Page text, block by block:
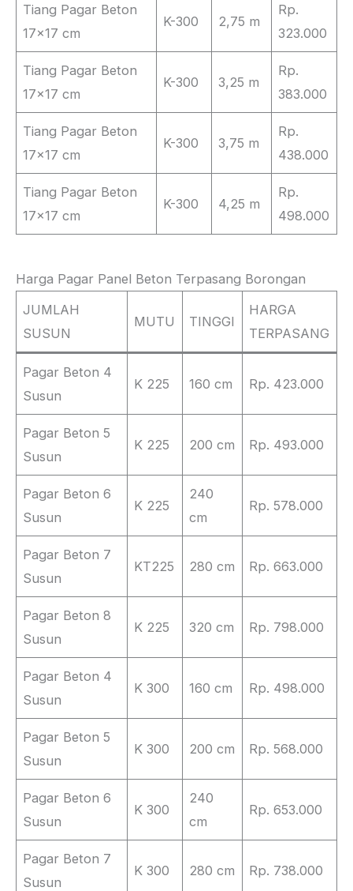
Tiang Pagar Beton
17×17 cm
K-300 2,75 m
Rp.
323.000
Tiang Pagar Beton
17×17 cm
K-300 3,25 m
Rp.
383.000
Tiang Pagar Beton
17×17 cm
K-300 3,75 m
Rp.
438.000
Tiang Pagar Beton
17×17 cm
K-300 4,25 m
Rp.
498.000
Harga Pagar Panel Beton Terpasang Borongan
JUMLAH
SUSUN
MUTU TINGGI
HARGA
TERPASANG
Pagar Beton 4
Susun
K 225 160 cm Rp. 423.000
Pagar Beton 5
Susun
K 225 200 cm Rp. 493.000
Pagar Beton 6
Susun
K 225
240
cm
Rp. 578.000
Pagar Beton 7
Susun
KT225 280 cm Rp. 663.000
Pagar Beton 8
Susun
K 225 320 cm Rp. 798.000
Pagar Beton 4
Susun
K 300 160 cm Rp. 498.000
Pagar Beton 5
Susun
K 300 200 cm Rp. 568.000
Pagar Beton 6
Susun
K 300
240
cm
Rp. 653.000
Pagar Beton 7
Susun
K 300 280 cm Rp. 738.000